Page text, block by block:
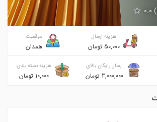
هزینه ارسال
50,000 تومان
موقعیت
همدان
ارسال رایگان بالای
3,000,000 تومان
هزینه بسته بندی
10,000 تومان